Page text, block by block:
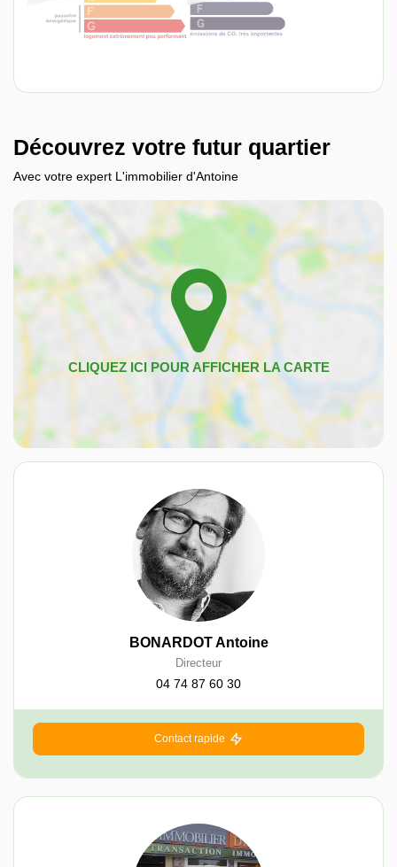
Découvrez votre futur quartier
Avec votre expert L'immobilier d'Antoine
BONARDOT Antoine
Directeur
04 74 87 60 30
Contact rapide